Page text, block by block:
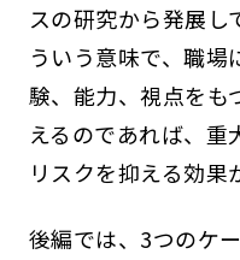
スの研究から発展し
ういう意味で、職
験、能力、視点をも
えるのであれば、
リスクを抑える効果
後編では、3つのケ